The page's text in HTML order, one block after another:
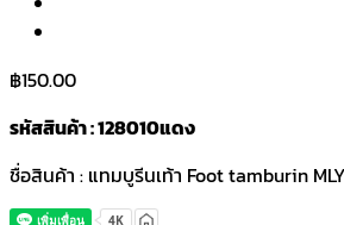
฿150.00
รหัสสินค้า : 128010แดง
ชื่อสินค้า : แทมบูรีนเท้า Foot tamburin